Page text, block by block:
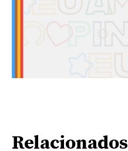
Relacionados